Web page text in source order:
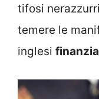
tifosi
temere le
inglesi